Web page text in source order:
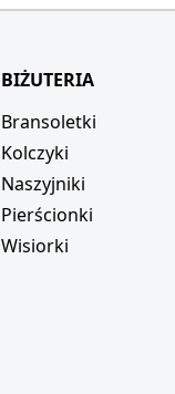
BIŻUTERIA
Bransoletki
Kolczyki
Naszyjniki
Pierścionki
Wisiorki